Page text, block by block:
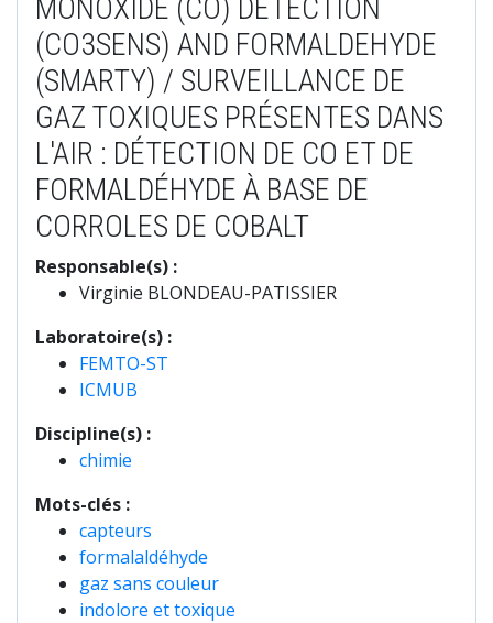
MONOXIDE (CO) DETECTION
(CO3SENS) AND FORMALDEHYDE
(SMARTY) / SURVEILLANCE DE
GAZ TOXIQUES PRÉSENTES DANS
L'AIR : DÉTECTION DE CO ET DE
FORMALDÉHYDE À BASE DE
CORROLES DE COBALT
Responsable(s) :
Virginie BLONDEAU-PATISSIER
Laboratoire(s) :
FEMTO-ST
ICMUB
Discipline(s) :
chimie
Mots-clés :
capteurs
formalaldéhyde
gaz sans couleur
indolore et toxique